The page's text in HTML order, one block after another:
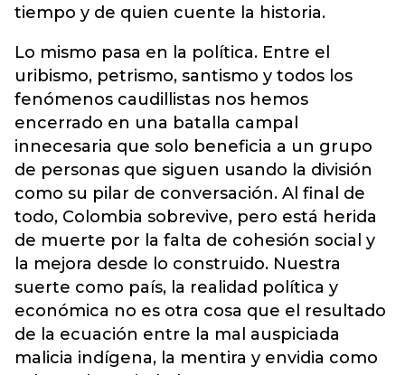
tiempo y de quien cuente la historia.
Lo mismo pasa en la política. Entre el
uribismo, petrismo, santismo y todos los
fenómenos caudillistas nos hemos
encerrado en una batalla campal
innecesaria que solo beneficia a un grupo
de personas que siguen usando la división
como su pilar de conversación. Al final de
todo, Colombia sobrevive, pero está herida
de muerte por la falta de cohesión social y
la mejora desde lo construido. Nuestra
suerte como país, la realidad política y
económica no es otra cosa que el resultado
de la ecuación entre la mal auspiciada
malicia indígena, la mentira y envidia como